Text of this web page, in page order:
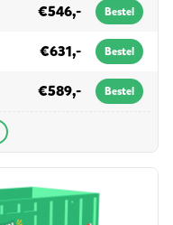
€546,- Bestel
€631,- Bestel
€589,- Bestel